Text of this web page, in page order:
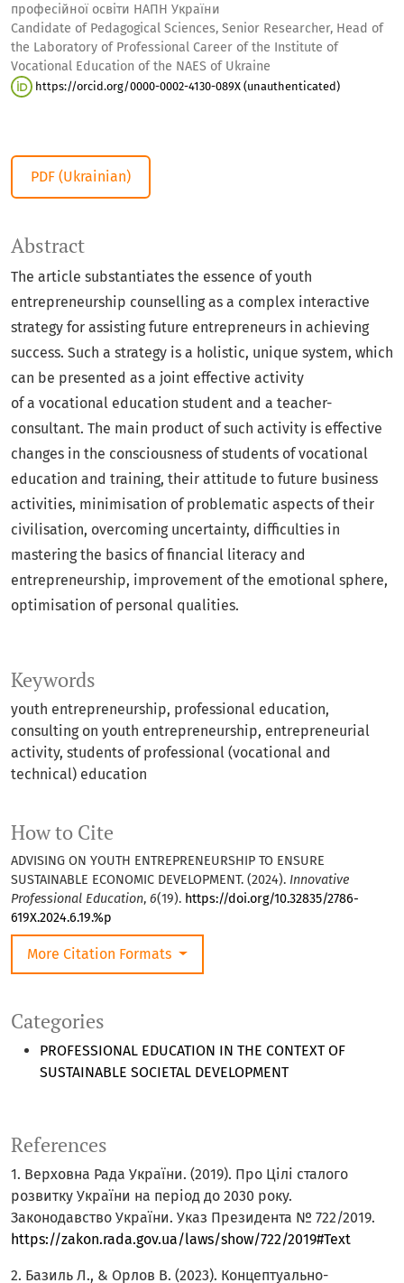
професійної освіти НАПН України
Candidate of Pedagogical Sciences, Senior Researcher, Head of
the Laboratory of Professional Career of the Institute of
Vocational Education of the NAES of Ukraine
https://orcid.org/0000-0002-4130-089X (unauthenticated)
PDF (Ukrainian)
Keywords
youth entrepreneurship, professional education,
consulting on youth entrepreneurship, entrepreneurial
activity, students of professional (vocational and
technical) education
Categories
PROFESSIONAL EDUCATION IN THE CONTEXT OF
SUSTAINABLE SOCIETAL DEVELOPMENT
How to Cite
ADVISING ON YOUTH ENTREPRENEURSHIP TO ENSURE
SUSTAINABLE ECONOMIC DEVELOPMENT. (2024). Innovative
Professional Education, 6(19). https://doi.org/10.32835/2786-
619X.2024.6.19.%p
More Citation Formats
Abstract
The article substantiates the essence of youth
entrepreneurship counselling as a complex interactive
strategy for assisting future entrepreneurs in achieving
success. Such a strategy is a holistic, unique system, which
can be presented as a joint effective activity
of a vocational education student and a teacher-
consultant. The main product of such activity is effective
changes in the consciousness of students of vocational
education and training, their attitude to future business
activities, minimisation of problematic aspects of their
civilisation, overcoming uncertainty, difficulties in
mastering the basics of financial literacy and
entrepreneurship, improvement of the emotional sphere,
optimisation of personal qualities.
References
1. Верховна Рада України. (2019). Про Цілі сталого
розвитку України на період до 2030 року.
Законодавство України. Указ Президента № 722/2019.
https://zakon.rada.gov.ua/laws/show/722/2019#Text
2. Базиль Л., & Орлов В. (2023). Концептуально-